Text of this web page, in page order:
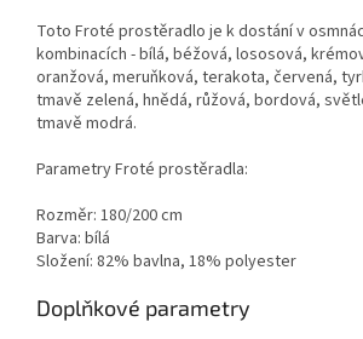
Toto Froté prostěradlo je k dostání v
kombinacích - bílá, béžová, lososová,
oranžová, meruňková, terakota, červená,
tmavě zelená, hnědá, růžová, bordová,
tmavě modrá.
Parametry Froté prostěradla:
Rozměr: 180/200 cm
Barva: bílá
Složení: 82% bavlna, 18% polyester
Doplňkové parametry